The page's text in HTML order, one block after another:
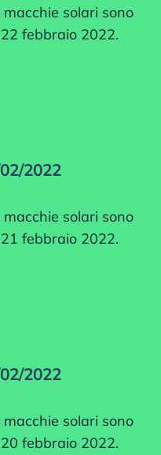
solari sono
febbraio 2022.
2022
solari sono
febbraio 2022.
2022
solari sono
febbraio 2022.